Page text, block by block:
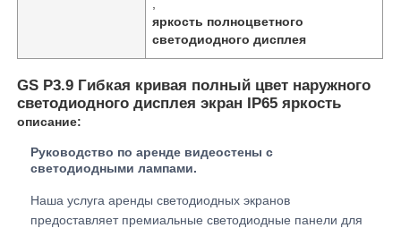
О нас
Контроль качества
яркость полноцветного
светодиодного дисплея
GS P3.9 Гибкая кривая полный цвет наружного
светодиодного дисплея экран IP65 яркость
описание:
Руководство по аренде видеостены с
светодиодными лампами.
Наша услуга аренды светодиодных экранов
предоставляет премиальные светодиодные панели для